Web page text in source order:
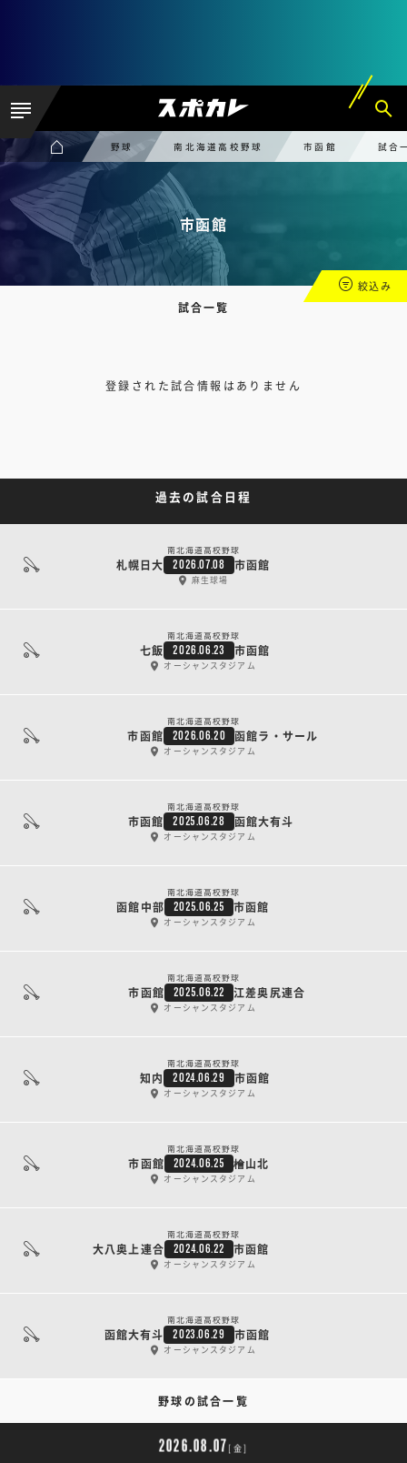
野球 南北海道高校野球 市函館 試合
市函館
試合一覧
絞込み
登録された試合情報はありません
過去の試合日程
南北海道高校野球
札幌日大 2026.07.08 市函館
麻生球場
南北海道高校野球
七飯 2026.06.23 市函館
オーシャンスタジアム
南北海道高校野球
市函館 2026.06.20 函館ラ・サール
オーシャンスタジアム
南北海道高校野球
市函館 2025.06.28 函館大有斗
オーシャンスタジアム
南北海道高校野球
函館中部 2025.06.25 市函館
オーシャンスタジアム
南北海道高校野球
市函館 2025.06.22 江差奥尻連合
オーシャンスタジアム
南北海道高校野球
知内 2024.06.29 市函館
オーシャンスタジアム
南北海道高校野球
市函館 2024.06.25 檜山北
オーシャンスタジアム
南北海道高校野球
大八奥上連合 2024.06.22 市函館
オーシャンスタジアム
南北海道高校野球
函館大有斗 2023.06.29 市函館
オーシャンスタジアム
野球の試合一覧
2026.08.07 [金]